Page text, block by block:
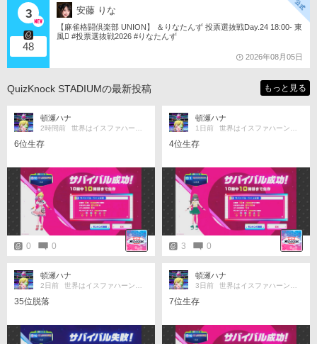
3
48
安藤 りな
【麻雀格闘倶楽部 UNION】 ＆りなたんず 投票選抜戦Day.24 18:00- 東
風󾁃 #投票選抜戦2026 #りなたんず
2026年08月05日
QuizKnock STADIUMの最新投稿 もっと見る
頓瀬ハナ
2時間前 世界はイスファハーンの倍
6位生存
0 0
頓瀬ハナ
1日前 世界はイスファハーンの倍
4位生存
3 0
頓瀬ハナ
2日前 世界はイスファハーンの倍
35位脱落
頓瀬ハナ
3日前 世界はイスファハーンの倍
7位生存